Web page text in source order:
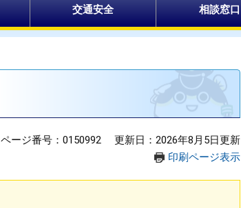
カ
検
交通安全 相談窓口
ページ番号：0150992
更新日：2026年8月5日更新
印刷ページ表示